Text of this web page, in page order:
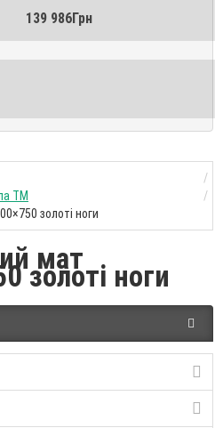
139 986Грн
TM
золоті ноги
мат
золоті ноги